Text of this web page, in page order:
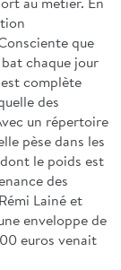
que
chaque jour
complète
des
un répertoire
pèse dans les
le poids est
des
Lainé et
enveloppe de
euros venait